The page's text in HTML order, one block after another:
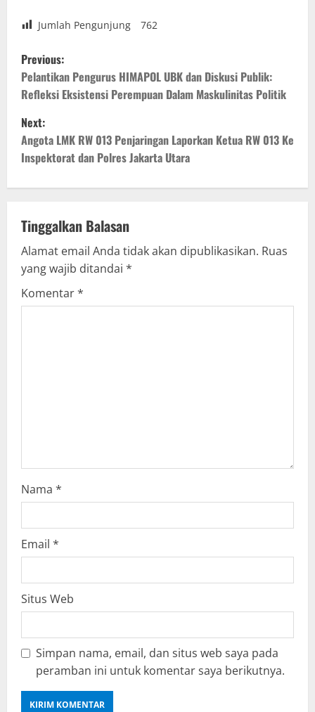
Jumlah Pengunjung 762
P
o
s
t
n
v
i
g
Previous:
Pelantikan Pengurus HIMAPOL UBK dan Diskusi Publik:
Refleksi Eksistensi Perempuan Dalam Maskulinitas Politik
Next:
Angota LMK RW 013 Penjaringan Laporkan Ketua RW 013 Ke
Inspektorat dan Polres Jakarta Utara
Tinggalkan Balasan
Alamat email Anda tidak akan dipublikasikan. Ruas
yang wajib ditandai *
Komentar*
Nama *
Email *
Situs Web
Simpan nama, email, dan situs web saya pada
peramban ini untuk komentar saya berikutnya.